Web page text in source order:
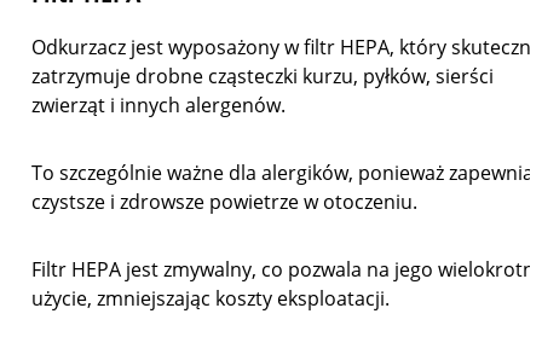
Odkurzacz jest wyposażony w filtr HEPA, który
zatrzymuje drobne cząsteczki kurzu, pyłków, sierści
zwierząt i innych alergenów.
To szczególnie ważne dla alergików, ponieważ zapewnia
czystsze i zdrowsze powietrze w otoczeniu.
Filtr HEPA jest zmywalny, co pozwala na jego
użycie, zmniejszając koszty eksploatacji.